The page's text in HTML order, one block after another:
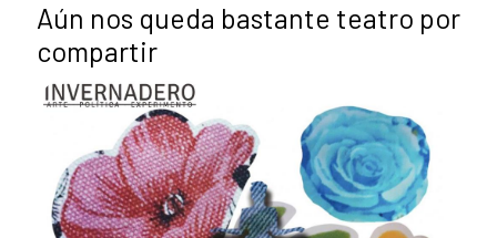
Aún nos queda bastante teatro por
compartir